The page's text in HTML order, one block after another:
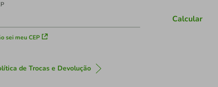
sei meu CEP
Calcular
de Trocas e Devolução